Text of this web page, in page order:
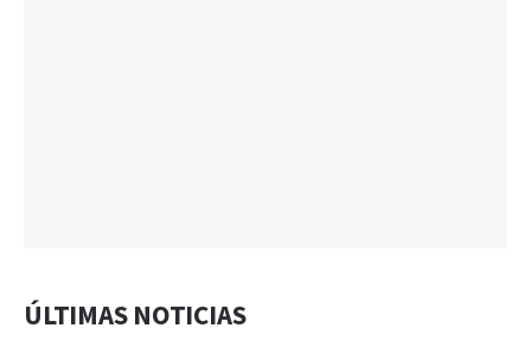
ÚLTIMAS NOTICIAS